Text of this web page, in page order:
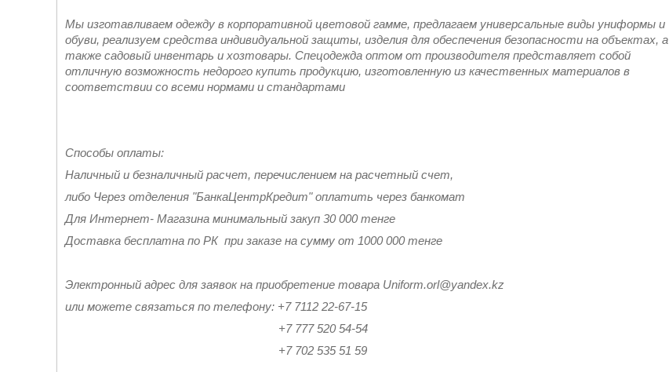
Мы изготавливаем одежду в корпоративной цветовой гамме, предлагаем универсальные виды униформы и
обуви, реализуем средства индивидуальной защиты, изделия для обеспечения безопасности на объектах, а
также садовый инвентарь и хозтовары. Спецодежда оптом от производителя представляет собой
отличную возможность недорого купить продукцию, изготовленную из качественных материалов в
соответствии со всеми нормами и стандартами
Способы оплаты:
Наличный и безналичный расчет, перечислением на расчетный счет,
либо Через отделения "БанкаЦентрКредит" оплатить через банкомат
Для Интернет- Магазина минимальный закуп 30 000 тенге
Доставка бесплатна по РК при заказе на сумму от 1000 000 тенге
Электронный адрес для заявок на приобретение товара Uniform.orl@yandex.kz
или можете связаться по телефону: +7 7112 22-67-15
+7 777 520 54-54
+7 702 535 51 59